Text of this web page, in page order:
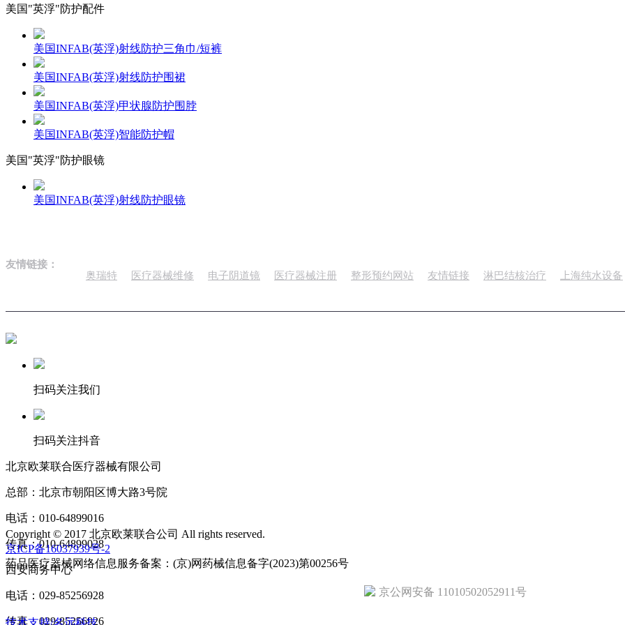
美国"英浮"防护配件
美国INFAB(英浮)射线防护三角巾/短裤
美国INFAB(英浮)射线防护围裙
美国INFAB(英浮)甲状腺防护围脖
美国INFAB(英浮)智能防护帽
美国"英浮"防护眼镜
美国INFAB(英浮)射线防护眼镜
友情链接：
奥瑞特
医疗器械维修 电子阴道镜 医疗器械注册 整形预约网站 友情链接 淋巴结核治疗 上海纯水设备
扫码关注我们
扫码关注抖音
北京欧莱联合医疗器械有限公司
总部：北京市朝阳区博大路3号院
电话：010-64899016
传真：010-64899028
西安商务中心
电话：029-85256928
传真：029-85256926
Copyright © 2017 北京欧莱联合公司 All rights reserved.
京ICP备16037939号-2
药品医疗器械网络信息服务备案：(京)网药械信息备字(2023)第00256号
京公网安备 11010502052911号
技术支持/名远科技